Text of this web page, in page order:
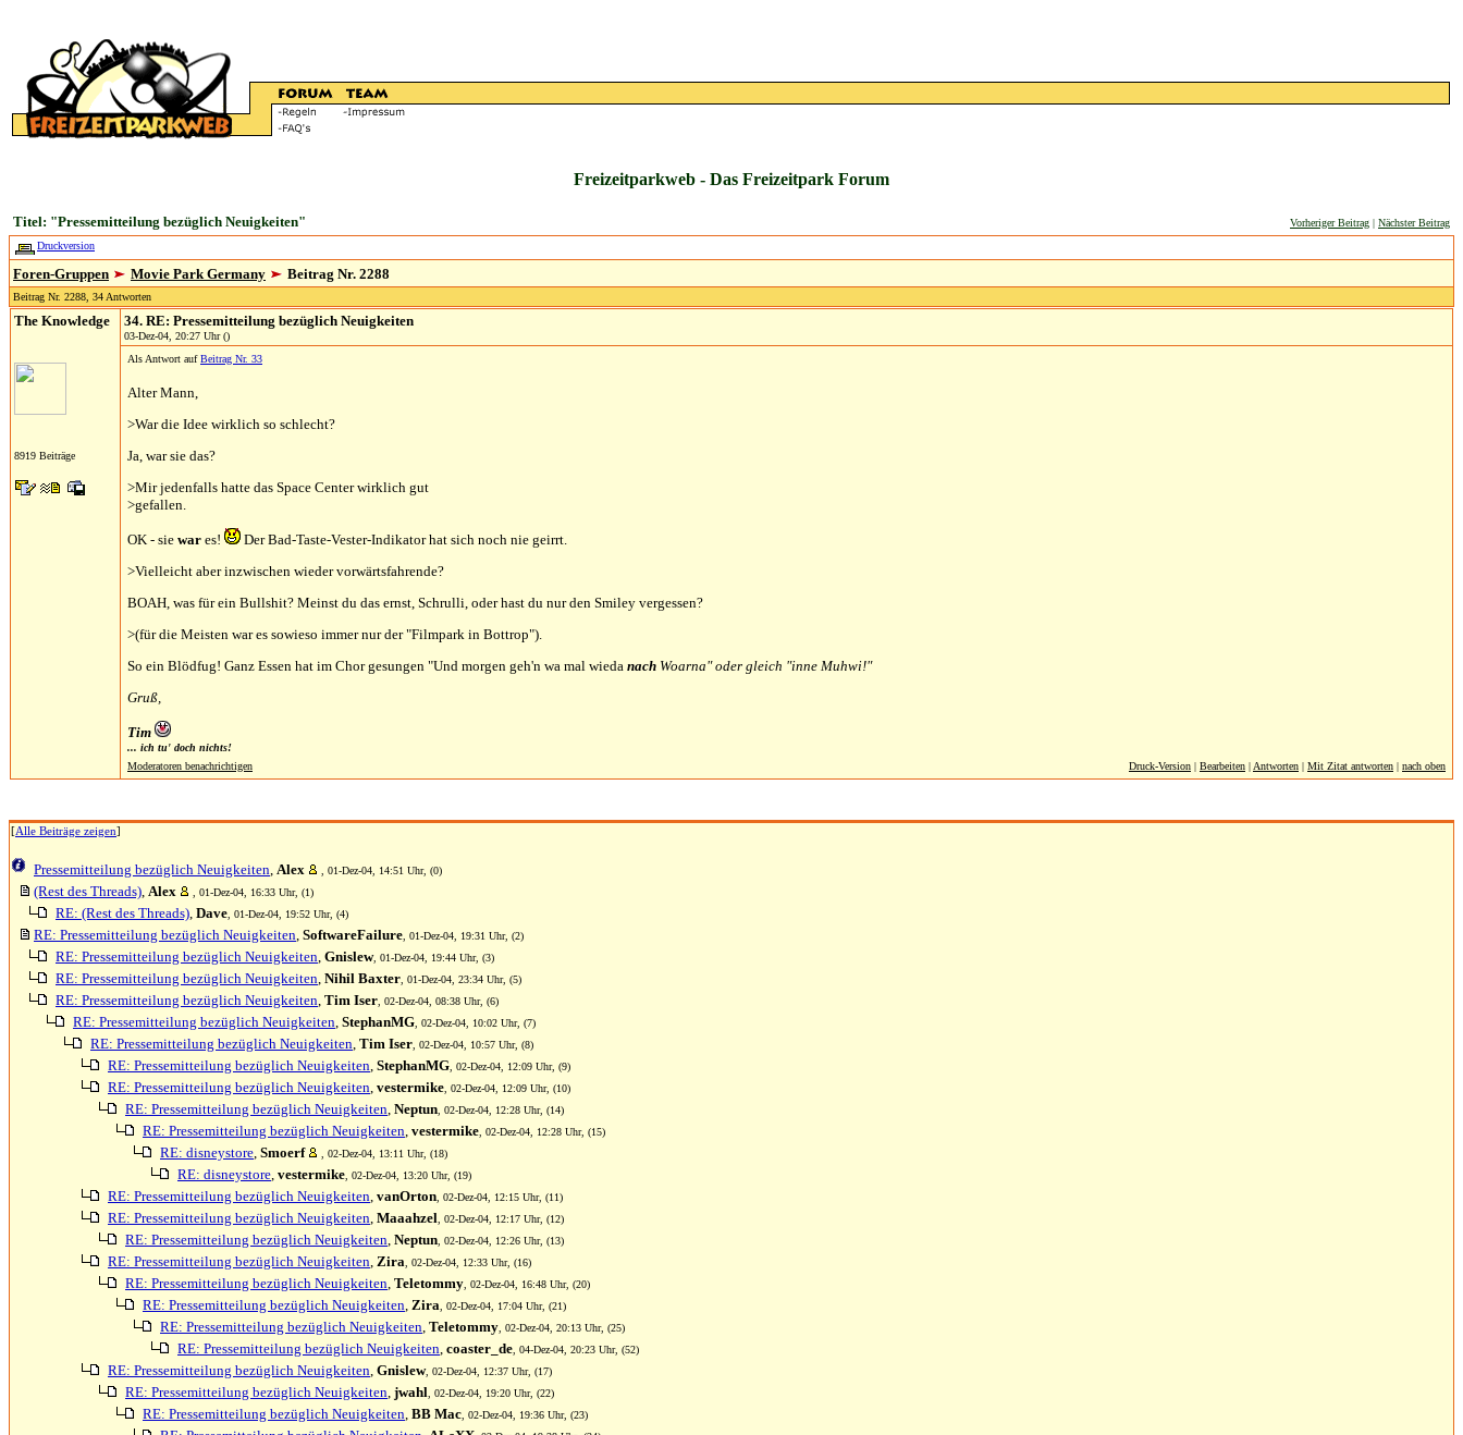
Freizeitparkweb - Das Freizeitpark Forum
Titel: "Pressemitteilung bezüglich Neuigkeiten" Vorheriger Beitrag | Nächster Beitrag
Druckversion
Foren-Gruppen Movie Park Germany Beitrag Nr. 2288
Beitrag Nr. 2288, 34 Antworten
The Knowledge
8919 Beiträge
34. RE: Pressemitteilung bezüglich Neuigkeiten
03-Dez-04, 20:27 Uhr ()
Als Antwort aufBeitrag Nr. 33
Alter Mann,
>War die Idee wirklich so schlecht?
Ja, war sie das?
>Mir jedenfalls hatte das Space Center wirklich gut
>gefallen.
OK - sie war es!
Der Bad-Taste-Vester-Indikator hat sich noch nie geirrt.
>Vielleicht aber inzwischen wieder vorwärtsfahrende?
BOAH, was für ein Bullshit? Meinst du das ernst, Schrulli, oder hast du nur den Smiley vergessen?
>(für die Meisten war es sowieso immer nur der "Filmpark in Bottrop").
So ein Blödfug! Ganz Essen hat im Chor gesungen "Und morgen geh'n wa mal wieda nach Woarna" oder gleich "inne Muhwi!"
Gruß,
Tim
... ich tu' doch nichts!
Moderatoren benachrichtigen
Druck-Version | Bearbeiten | Antworten | Mit Zitat antworten | nach oben
[Alle Beiträge zeigen]
Pressemitteilung bezüglich Neuigkeiten, Alex , 01-Dez-04, 14:51 Uhr, (0)
(Rest des Threads), Alex , 01-Dez-04, 16:33 Uhr, (1)
RE: (Rest des Threads), Dave , 01-Dez-04, 19:52 Uhr, (4)
RE: Pressemitteilung bezüglich Neuigkeiten, SoftwareFailure , 01-Dez-04, 19:31 Uhr, (2)
RE: Pressemitteilung bezüglich Neuigkeiten, Gnislew, 01-Dez-04, 19:44 Uhr, (3)
RE: Pressemitteilung bezüglich Neuigkeiten, Nihil Baxter , 01-Dez-04, 23:34 Uhr, (5)
RE: Pressemitteilung bezüglich Neuigkeiten, Tim Iser , 02-Dez-04, 08:38 Uhr, (6)
RE: Pressemitteilung bezüglich Neuigkeiten, StephanMG , 02-Dez-04, 10:02 Uhr, (7)
RE: Pressemitteilung bezüglich Neuigkeiten, Tim Iser , 02-Dez-04, 10:57 Uhr, (8)
RE: Pressemitteilung bezüglich Neuigkeiten, StephanMG , 02-Dez-04, 12:09 Uhr, (9)
RE: Pressemitteilung bezüglich Neuigkeiten, vestermike , 02-Dez-04, 12:09 Uhr, (10)
RE: Pressemitteilung bezüglich Neuigkeiten, Neptun , 02-Dez-04, 12:28 Uhr, (14)
RE: Pressemitteilung bezüglich Neuigkeiten, vestermike , 02-Dez-04, 12:28 Uhr, (15)
RE: disneystore, Smoerf , 02-Dez-04, 13:11 Uhr, (18)
RE: disneystore, vestermike , 02-Dez-04, 13:20 Uhr, (19)
RE: Pressemitteilung bezüglich Neuigkeiten, vanOrton , 02-Dez-04, 12:15 Uhr, (11)
RE: Pressemitteilung bezüglich Neuigkeiten, Maaahzel , 02-Dez-04, 12:17 Uhr, (12)
RE: Pressemitteilung bezüglich Neuigkeiten, Neptun , 02-Dez-04, 12:26 Uhr, (13)
RE: Pressemitteilung bezüglich Neuigkeiten, Zira , 02-Dez-04, 12:33 Uhr, (16)
RE: Pressemitteilung bezüglich Neuigkeiten, Teletommy , 02-Dez-04, 16:48 Uhr, (20)
RE: Pressemitteilung bezüglich Neuigkeiten, Zira , 02-Dez-04, 17:04 Uhr, (21)
RE: Pressemitteilung bezüglich Neuigkeiten, Teletommy , 02-Dez-04, 20:13 Uhr, (25)
RE: Pressemitteilung bezüglich Neuigkeiten, coaster_de , 04-Dez-04, 20:23 Uhr, (52)
RE: Pressemitteilung bezüglich Neuigkeiten, Gnislew, 02-Dez-04, 12:37 Uhr, (17)
RE: Pressemitteilung bezüglich Neuigkeiten, jwahl , 02-Dez-04, 19:20 Uhr, (22)
RE: Pressemitteilung bezüglich Neuigkeiten, BB Mac , 02-Dez-04, 19:36 Uhr, (23)